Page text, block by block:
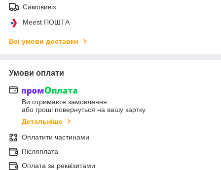
Самовивіз
Meest ПОШТА
Всі умови доставки
Умови оплати
Ви отримаєте замовлення
або гроші повернуться на вашу картку
Детальніше
Оплатити частинами
Післяплата
Оплата за реквізитами